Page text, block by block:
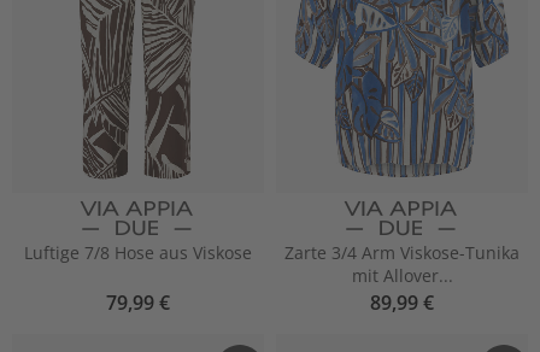
Luftige 7/8 Hose aus Viskose
79,99 €
Zarte 3/4 Arm Viskose-Tunika
mit Allover...
89,99 €